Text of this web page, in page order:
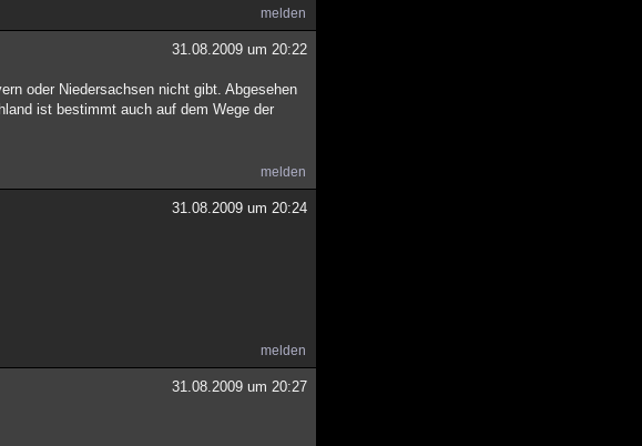
melden
31.08.2009 um 20:22
oder Niedersachsen nicht gibt. Abgesehen
ist bestimmt auch auf dem Wege der
melden
31.08.2009 um 20:24
melden
31.08.2009 um 20:27